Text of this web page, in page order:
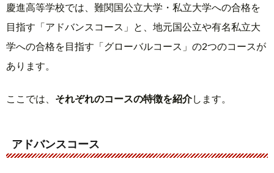
慶進高等学校では、難関国公立大学・私立大学への合格を
目指す「アドバンスコース」と、地元国公立や有名私立大
学への合格を目指す「グローバルコース」の2つのコースが
あります。
ここでは、 それぞれのコースの特徴を紹介します。
アドバンスコース